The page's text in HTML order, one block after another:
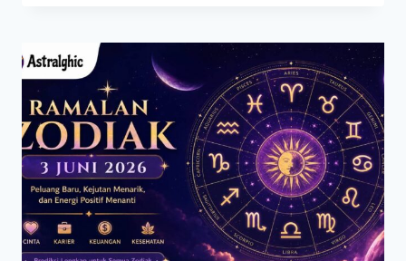
DISEBUT
SETIA
MENEMANI
DALAM
SUKA
DAN
DUKA